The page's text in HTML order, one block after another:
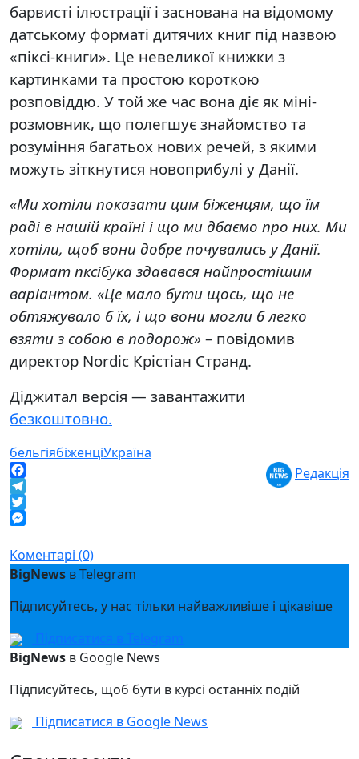
барвисті ілюстрації і заснована на відомому
датському форматі дитячих книг під назвою
«піксі-книги». Це невеликої книжки з
картинками та простою короткою
розповіддю. У той же час вона діє як міні-
розмовник, що полегшує знайомство та
розуміння багатьох нових речей, з якими
можуть зіткнутися новоприбулі у Данії.
«Ми хотіли показати цим біженцям, що їм
раді в нашій країні і що ми дбаємо про них. Ми
хотіли, щоб вони добре почувались у Данії.
Формат пксібука здавався найпростішим
варіантом. «Це мало бути щось, що не
обтяжувало б їх, і що вони могли б легко
взяти з собою в подорож» – повідомив
директор Nordic Крістіан Странд.
Діджитал версія — завантажити
безкоштовно.
бельгіябіженціУкраїна
Facebook
Telegram
Twitter
Редакція
Коментарі (0)
BigNews в Telegram
Підписуйтесь, у нас тільки найважливіше і цікавіше
Підписатися в Telegram
BigNews в Google News
Підписуйтесь, щоб бути в курсі останніх подій
Підписатися в Google News